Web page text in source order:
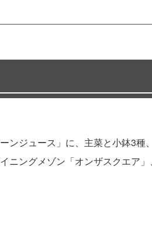
ジュース」に、主菜と小鉢3
ングメゾン「オンザスクエア